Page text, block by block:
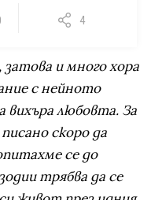
4
и много хора
с нейното
вихъра любовта. За
скоро да
се до
трябва да се